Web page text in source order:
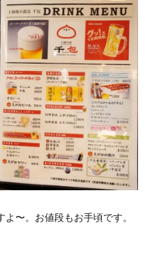
〜。お値段もお手頃です。